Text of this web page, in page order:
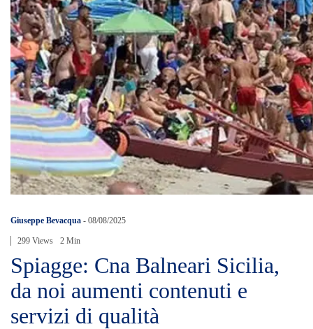
Giuseppe Bevacqua - 08/08/2025
299 Views 2 Min
Spiagge: Cna Balneari Sicilia,
da noi aumenti contenuti e
servizi di qualità